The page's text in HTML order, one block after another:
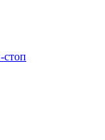
стоп